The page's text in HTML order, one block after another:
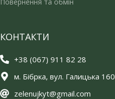
КОНТАКТИ
+38 (067) 911 82 28
м. Бібрка, вул. Галицька 160
zelenujkyt@gmail.com